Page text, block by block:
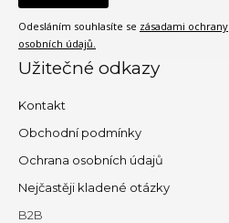
Odesláním souhlasíte se zásadami ochrany
osobních údajů.
Užitečné odkazy
Kontakt
Obchodní podmínky
Ochrana osobních údajů
Nejčastěji kladené otázky
B2B